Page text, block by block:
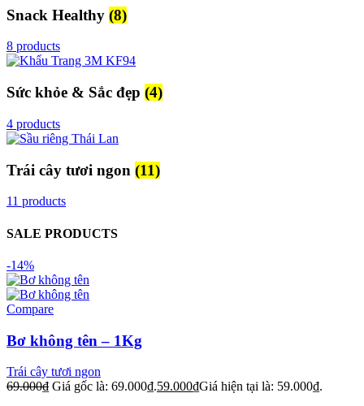
Snack Healthy (8)
8 products
Sức khỏe & Sắc đẹp (4)
4 products
Trái cây tươi ngon (11)
11 products
SALE PRODUCTS
-14%
Compare
Bơ không tên – 1Kg
Trái cây tươi ngon
69.000₫ Giá gốc là: 69.000₫.59.000₫Giá hiện tại là: 59.000₫.